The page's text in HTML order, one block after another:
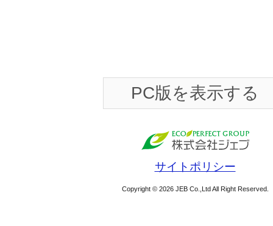
PC版を表示する
サイトポリシー
Copyright © 2026 JEB Co.,Ltd All Right Reserved.